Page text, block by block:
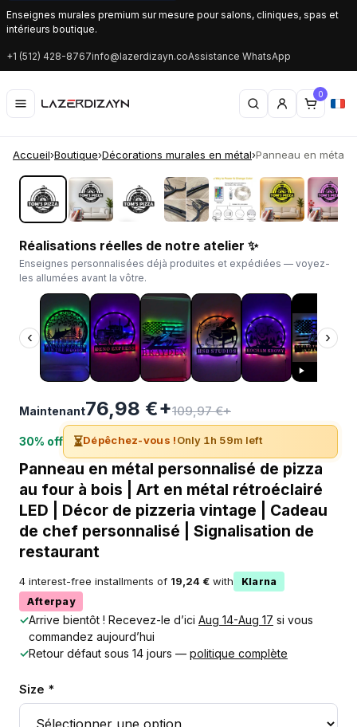
Enseignes murales premium sur mesure pour salons, cliniques, spas et
intérieurs boutique.
+1 (512) 428-8767info@lazerdizayn.coAssistance WhatsApp
0
Accueil›Boutique›Décorations murales en métal›Panneau en métal
‹ ›
Réalisations réelles de notre atelier ✨
Enseignes personnalisées déjà produites et expédiées — voyez-
les allumées avant la vôtre.
‹ ›
Maintenant76,98 €+109,97 €+
30% off ⏳Dépêchez-vous !Only 1h 59m left
Panneau en métal personnalisé de pizza
au four à bois | Art en métal rétroéclairé
LED | Décor de pizzeria vintage | Cadeau
de chef personnalisé | Signalisation de
restaurant
4 interest-free installments of 19,24 € with
Klarna
Afterpay
✓Arrive bientôt ! Recevez-le d’ici Aug 14-Aug 17 si vous
commandez aujourd’hui
✓Retour défaut sous 14 jours — politique complète
Size *